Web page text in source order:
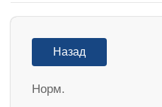
Назад
Норм.